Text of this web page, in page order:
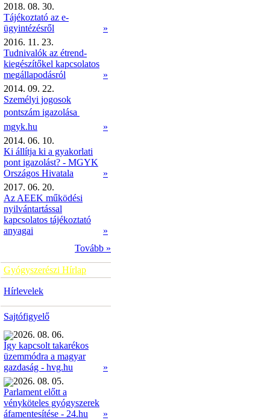
2018. 08. 30.
Tájékoztató az e-
ügyintézésről
»
2016. 11. 23.
Tudnivalók az étrend-
kiegészítőkel kapcsolatos
megállapodásról
»
2014. 09. 22.
Személyi jogosok
pontszám igazolása 
mgyk.hu
»
2014. 06. 10.
Ki állítja ki a gyakorlati
pont igazolást? - MGYK
Országos Hivatala
»
2017. 06. 20.
Az AEEK működési
nyilvántartással
kapcsolatos tájékoztató
anyagai
»
Tovább »
Gyógyszerészi Hírlap
Hírlevelek
Sajtófigyelő
2026. 08. 06.
Így kapcsolt takarékos
üzemmódra a magyar
gazdaság - hvg.hu
»
2026. 08. 05.
Parlament előtt a
vényköteles gyógyszerek
áfamentesítése - 24.hu
»